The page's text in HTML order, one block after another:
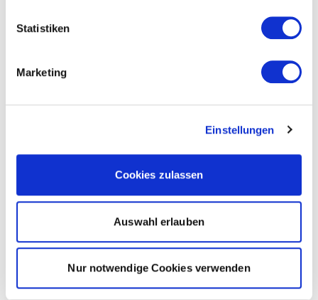
Statistiken
Marketing
Einstellungen
Cookies zulassen
Auswahl erlauben
Nur notwendige Cookies verwenden